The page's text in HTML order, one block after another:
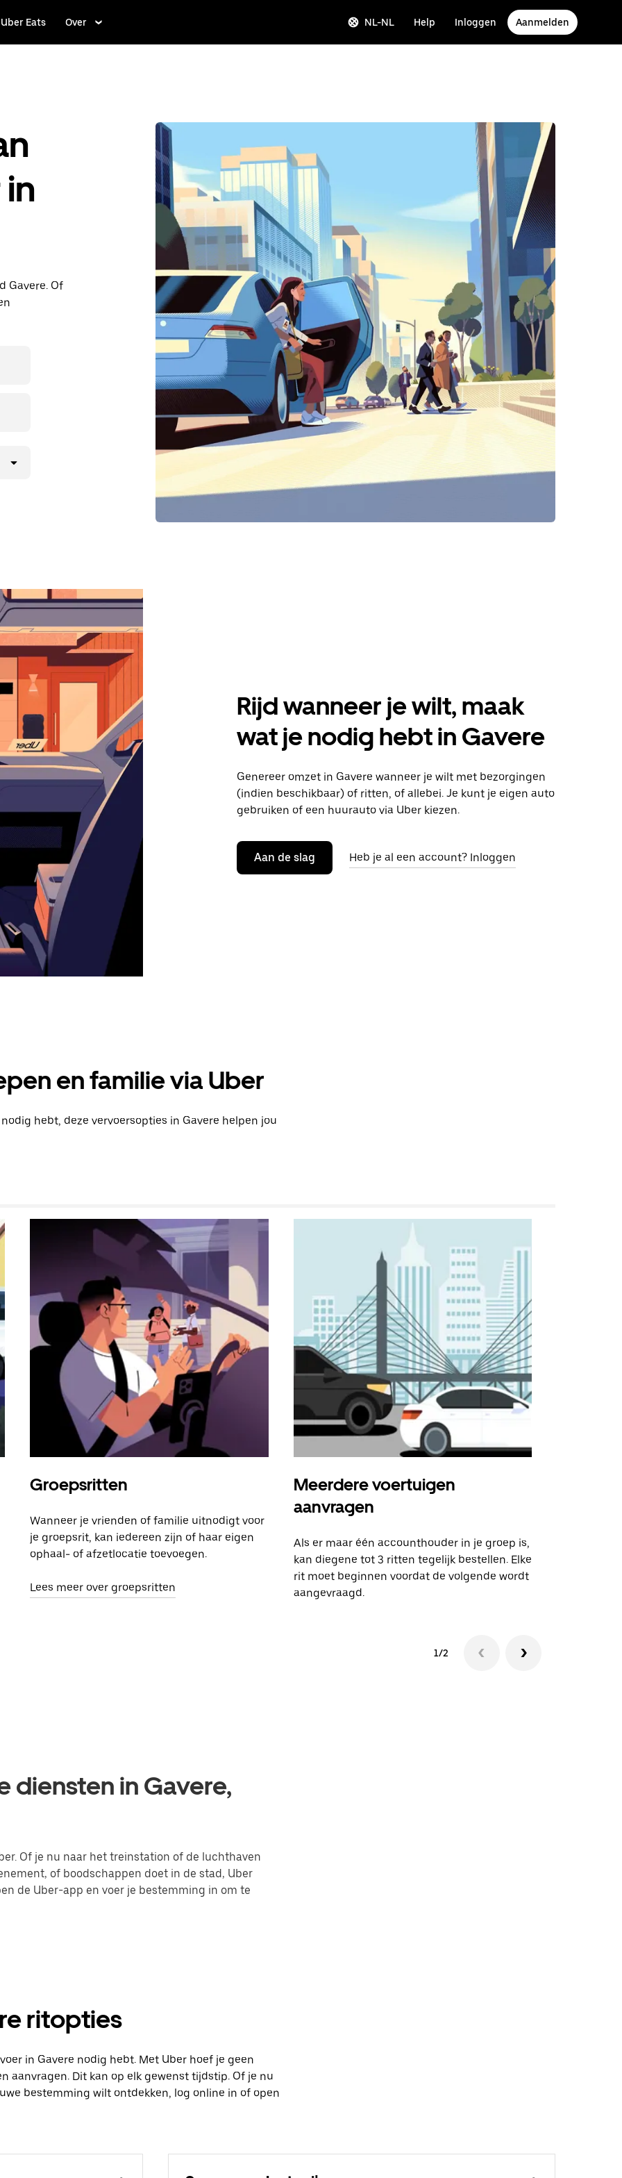
Uber Eats Over NL-NL Help Inloggen Aanmelden
Gavere. Of
Rijd wanneer je wilt, maak
wat je nodig hebt in Gavere
Genereer omzet in Gavere wanneer je wilt met bezorgingen
(indien beschikbaar) of ritten, of allebei. Je kunt je eigen auto
gebruiken of een huurauto via Uber kiezen.
Aan de slag Heb je al een account? Inloggen
en familie via Uber
hebt, deze vervoersopties in Gavere helpen jou
Groepsritten
Wanneer je vrienden of familie uitnodigt voor
je groepsrit, kan iedereen zijn of haar eigen
ophaal- of afzetlocatie toevoegen.
Lees meer over groepsritten
Meerdere voertuigen
aanvragen
Als er maar één accounthouder in je groep is,
kan diegene tot 3 ritten tegelijk bestellen. Elke
rit moet beginnen voordat de volgende wordt
aangevraagd.
1/2
diensten in Gavere,
Of je nu naar het treinstation of de luchthaven
of boodschappen doet in de stad, Uber
de Uber-app en voer je bestemming in om te
ritopties
in Gavere nodig hebt. Met Uber hoef je geen
aanvragen. Dit kan op elk gewenst tijdstip. Of je nu
bestemming wilt ontdekken, log online in of open